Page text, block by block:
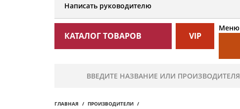
Написать руководителю
КАТАЛОГ ТОВАРОВ VIP
Меню
ГЛАВНАЯ ПРОИЗВОДИТЕЛИ